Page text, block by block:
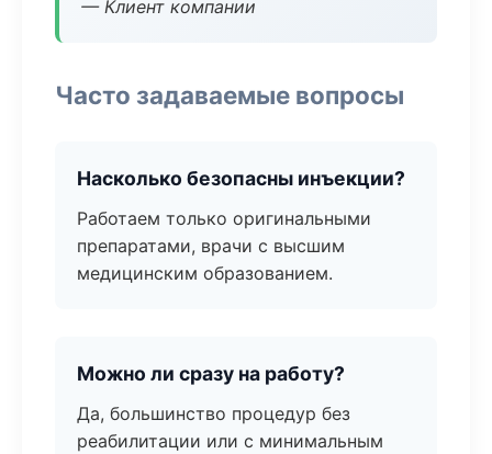
— Клиент компании
Часто задаваемые вопросы
Насколько безопасны инъекции?
Работаем только оригинальными
препаратами, врачи с высшим
медицинским образованием.
Можно ли сразу на работу?
Да, большинство процедур без
реабилитации или с минимальным